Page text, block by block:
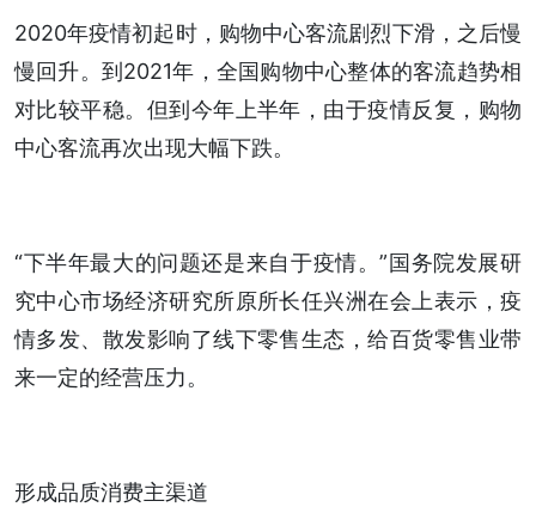
2020年疫情初起时，购物中心客流剧烈下滑，之后慢
慢回升。到2021年，全国购物中心整体的客流趋势相
对比较平稳。但到今年上半年，由于疫情反复，购物
中心客流再次出现大幅下跌。
“下半年最大的问题还是来自于疫情。”国务院发展研
究中心市场经济研究所原所长任兴洲在会上表示，疫
情多发、散发影响了线下零售生态，给百货零售业带
来一定的经营压力。
形成品质消费主渠道